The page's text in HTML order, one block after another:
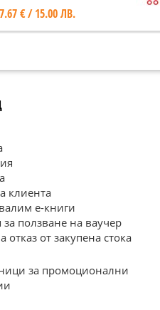
7.67 € / 15.00 ЛВ.
клиента
е-книги
за ползване на ваучер
отказ от закупена стока
за промоционални